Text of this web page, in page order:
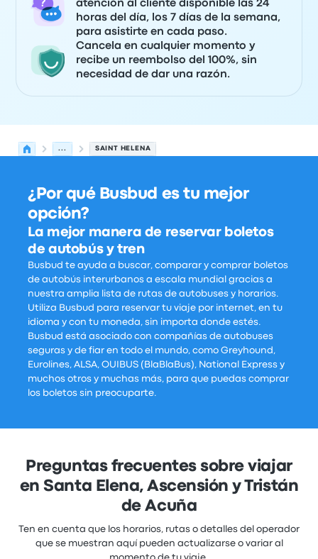
atención al cliente disponible las 24
horas del día, los 7 días de la semana,
para asistirte en cada paso.
Cancela en cualquier momento y
recibe un reembolso del 100%, sin
necesidad de dar una razón.
... SAINT HELENA
¿Por qué Busbud es tu mejor
opción?
La mejor manera de reservar boletos
de autobús y tren
Busbud te ayuda a buscar, comparar y comprar boletos
de autobús interurbanos a escala mundial gracias a
nuestra amplia lista de rutas de autobuses y horarios.
Utiliza Busbud para reservar tu viaje por internet, en tu
idioma y con tu moneda, sin importa donde estés.
Busbud está asociado con compañías de autobuses
seguras y de fiar en todo el mundo, como Greyhound,
Eurolines, ALSA, OUIBUS (BlaBlaBus), National Express y
muchos otros y muchas más, para que puedas comprar
los boletos sin preocuparte.
Preguntas frecuentes sobre viajar
en Santa Elena, Ascensión y Tristán
de Acuña
Ten en cuenta que los horarios, rutas o detalles del operador
que se muestran aquí pueden actualizarse o variar al